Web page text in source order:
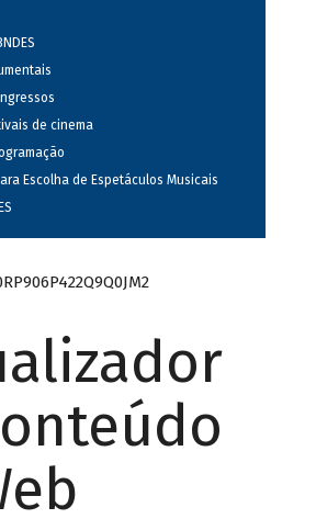
de cinema
Escolha de Espetáculos Musicais